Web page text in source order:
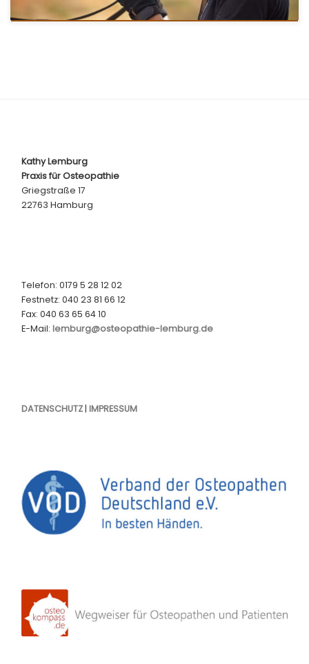
Kathy Lemburg
Praxis für Osteopathie
Griegstraße 17
22763 Hamburg
Telefon: 0179 5 28 12 02
Festnetz: 040 23 81 66 12
Fax: 040 63 65 64 10
E-Mail: lemburg@osteopathie-lemburg.de
DATENSCHUTZ| IMPRESSUM